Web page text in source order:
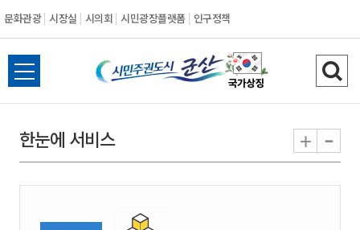
문화관광 시장실 시의회 시민광장플랫폼 인구정책
시
민
권
전
체
뉴
열
검
색
기
한눈에 서비스 + -